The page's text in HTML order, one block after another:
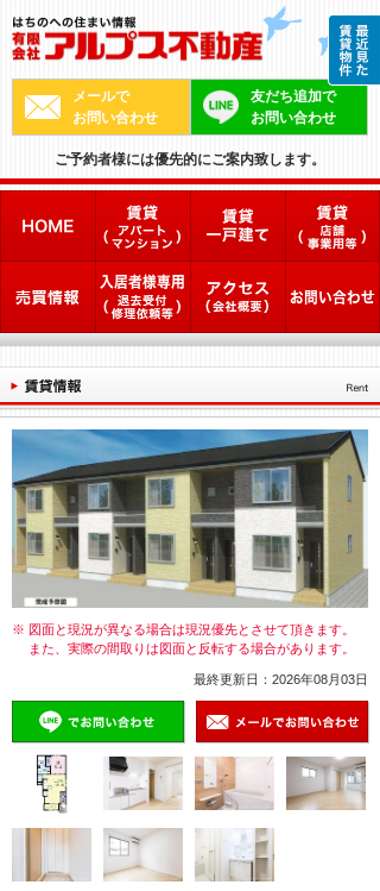
メールで
お問い合わせ
友だち追加で
お問い合わせ
ご予約者様には優先的にご案内致します。
※ 図面と現況が異なる場合は現況優先とさせて頂きます。
また、実際の間取りは図面と反転する場合があります。
最終更新日：2026年08月03日